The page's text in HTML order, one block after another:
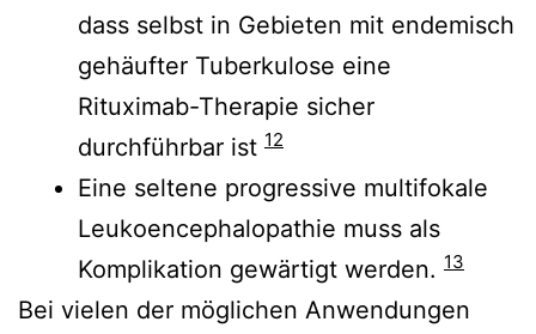
dass selbst in Gebieten mit endemisch
gehäufter Tuberkulose eine
Rituximab-Therapie sicher
durchführbar ist 12
Eine seltene progressive multifokale
Leukoencephalopathie muss als
Komplikation gewärtigt werden. 13
Bei vielen der möglichen Anwendungen